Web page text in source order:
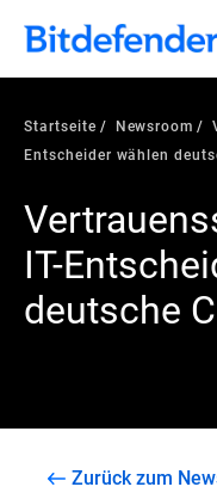
Startseite Newsroom
Entscheider wählen
IT-
deutsche
Zurück zum